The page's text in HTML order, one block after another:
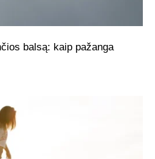
balsą: kaip pažanga